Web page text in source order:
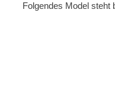
Folgendes Model steht